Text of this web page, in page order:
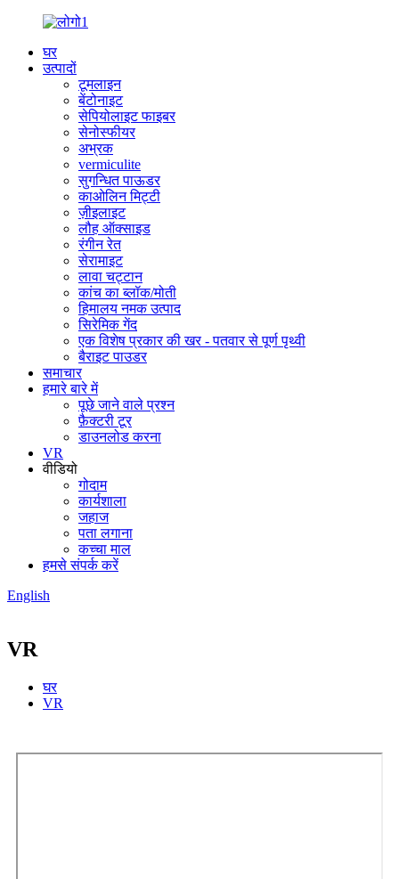
घर
उत्पादों
टूमलाइन
बेंटोनाइट
सेपियोलाइट फाइबर
सेनोस्फीयर
अभ्रक
vermiculite
सुगन्धित पाऊडर
काओलिन मिट्टी
ज़ीइलाइट
लौह ऑक्साइड
रंगीन रेत
सेरामाइट
लावा चट्टान
कांच का ब्लॉक/मोती
हिमालय नमक उत्पाद
सिरेमिक गेंद
एक विशेष प्रकार की खर - पतवार से पूर्ण पृथ्वी
बैराइट पाउडर
समाचार
हमारे बारे में
पूछे जाने वाले प्रश्न
फ़ैक्टरी टूर
डाउनलोड करना
VR
वीडियो
गोदाम
कार्यशाला
जहाज
पता लगाना
कच्चा माल
हमसे संपर्क करें
English
VR
घर
VR